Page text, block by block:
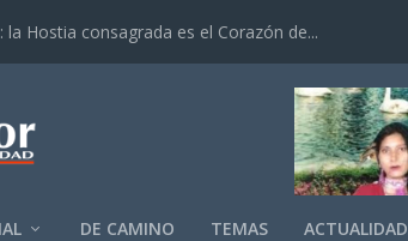
la Hostia consagrada es el Corazón de...
DE CAMINO TEMAS ACTUALIDAD